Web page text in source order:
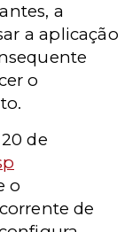
a
a aplicação
o
de
o
de